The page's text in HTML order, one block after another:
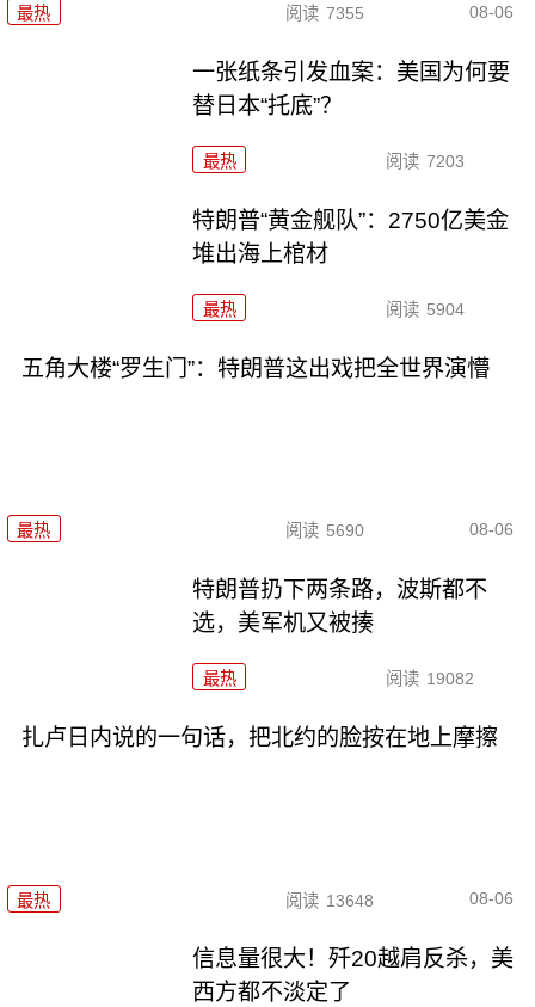
最热 阅读 7355 08-06
一张纸条引发血案：美国为何要
替日本“托底”？
最热 阅读 7203
特朗普“黄金舰队”：2750亿美金
堆出海上棺材
最热 阅读 5904
五角大楼“罗生门”：特朗普这出戏把全世界演懵
最热 阅读 5690 08-06
特朗普扔下两条路，波斯都不
选，美军机又被揍
最热 阅读 19082
扎卢日内说的一句话，把北约的脸按在地上摩擦
最热 阅读 13648 08-06
信息量很大！歼20越肩反杀，美
西方都不淡定了